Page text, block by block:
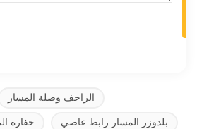
الزاحف وصلة المسار
حفارة
بلدوزر المسار رابط عاصي